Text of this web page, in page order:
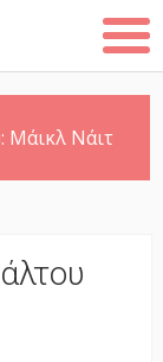
Μάικλ Νάιτ